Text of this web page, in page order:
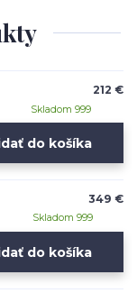
212 €
Skladom 999
do košíka
349 €
Skladom 999
do košíka